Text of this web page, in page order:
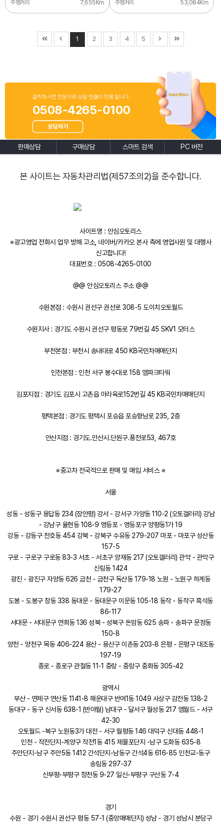
주행거리 7,655Km 주행거리 53,084Km
1 2 3 4 5
0508-4265-0100
판매상담 구매상담 스마트 검색 PC 버전
본 사이트는 자동차관리법(제57조의2)을 준수합니다.
사이트명 : 안심오토리스
※광고영업 전화시 업무 방해 고소, 네이버/카카오 본사 측에 영업사원 및 대행사
신고합니다!
대표번호 : 0508-4265-0100
@@ 안심오토리스 주소 @@
수원본점 : 수원시 권선구 권선로 308-5 도이치오토월드
수원지사 : 경기도 수원시 권선구 평동로 79번길 45 SKV1 모터스
부천본점 : 부천시 송내대로 450 KB국민차매매단지
인천본점 : 인천 서구 봉수대로 158 엠파크타워
김포지점 : 경기도 김포시 고촌읍 아라육로152번길 45 KB국민차매매단지
평택본점 : 경기도 평택시 포승읍 포승향남로 235, 2층
안산지점 : 경기도.안산시.단원구.풍전로53, 467호
※중고차 전국적으로 판매 및 매입 서비스 ※
서울
성동 - 성동구 용답동 234 (장안평) 강서 - 강서구 가양동 110-2 (오토갤러리) 강남
- 강남구 율현동 108-9 영등포 - 영등포구 양평동1가 19
강동 - 강동구 천호동 454 강북 - 강북구 수유동 279-207 마포 - 마포구 성산동
157-5
구로 - 구로구 구로동 83-3 서초 - 서초구 양재동 217 (오토갤러리) 관악 - 관악구
신림동 1424
광진 - 광진구 자양동 626 금천 - 금천구 독산동 179-18 노원 - 노원구 하계동
179-27
도봉 - 도봉구 창동 338 동대문 - 동대문구 이문동 105-18 동작 - 동작구 흑석동
86-117
서대문 - 서대문구 연희동 136 성북 - 성북구 돈암동 625 송파 - 송파구 문정동
150-8
양천 - 양천구 목동 406-224 용산 - 용산구 이촌동 203-8 은평 - 은평구 대조동
197-19
종로 - 종로구 관철동 11-1 중랑 - 중랑구 중화동 305-42
광역시
부산 - 연제구 연산동 1141-8 해운대구 반여1동 1049 사상구 감전동 138-2
동대구 - 동구 신서동 638-1 (반야월) 남대구 - 달서구 월성동 217 엠월드 - 서구
42-30
오토월드 -북구 노원동3가 대전 - 서구 월평동 146 대덕구 신대동 448-1
인천 - 작전단지-계양구 작전1동 415 제물포단지 -남구 도화동 635-8
주안단지-남구 주안5동 1412 간석단지-남동구 간석4동 616-85 인천교-동구
송림동 297-37
신부평-부평구 청천동 9-27 일신-부평구 구산동 7-4
경기
수원 - 경기 수원시 권선구 평동 57-1 (중앙매매단지) 성남 - 경기 성남시 분당구